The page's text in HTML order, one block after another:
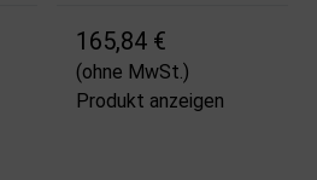
165,84 €
(ohne MwSt.)
Produkt anzeigen